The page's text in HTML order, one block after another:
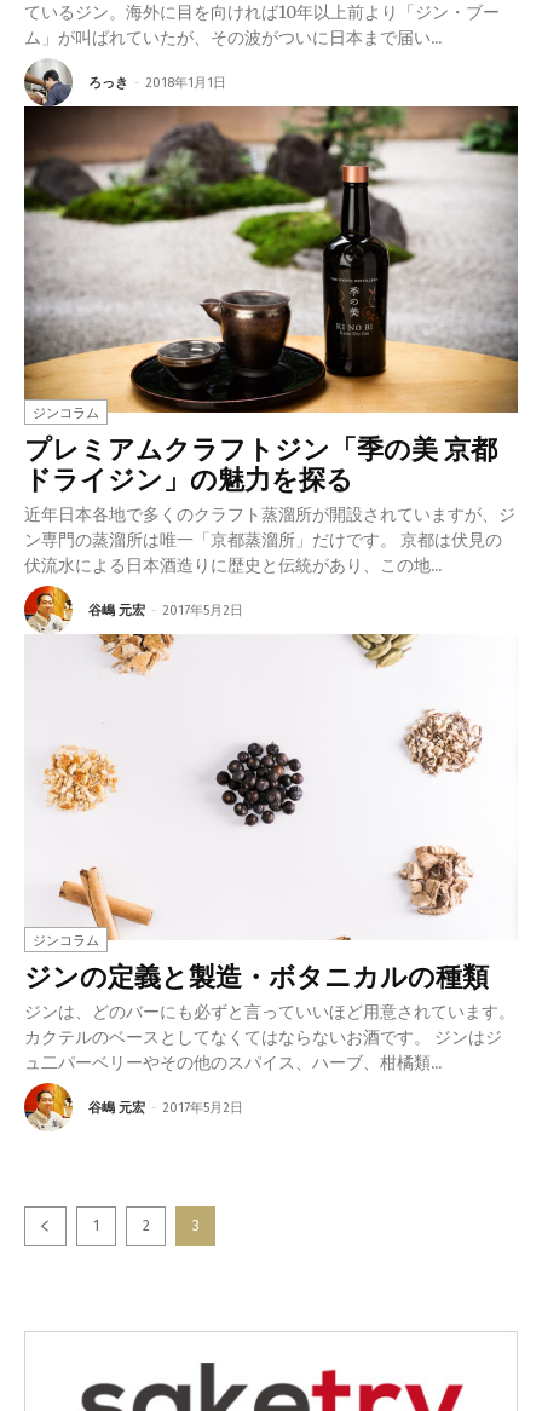
ているジン。海外に目を向ければ10年以上前より「ジン・ブー
ム」が叫ばれていたが、その波がついに日本まで届い...
ろっき - 2018年1月1日
ジンコラム
プレミアムクラフトジン「季の美 京都
ドライジン」の魅力を探る
近年日本各地で多くのクラフト蒸溜所が開設されていますが、ジ
ン専門の蒸溜所は唯一「京都蒸溜所」だけです。 京都は伏見の
伏流水による日本酒造りに歴史と伝統があり、この地...
谷嶋 元宏 - 2017年5月2日
ジンコラム
ジンの定義と製造・ボタニカルの種類
ジンは、どのバーにも必ずと言っていいほど用意されています。
カクテルのベースとしてなくてはならないお酒です。 ジンはジ
ュ二パーベリーやその他のスパイス、ハーブ、柑橘類...
谷嶋 元宏 - 2017年5月2日
1 2 3